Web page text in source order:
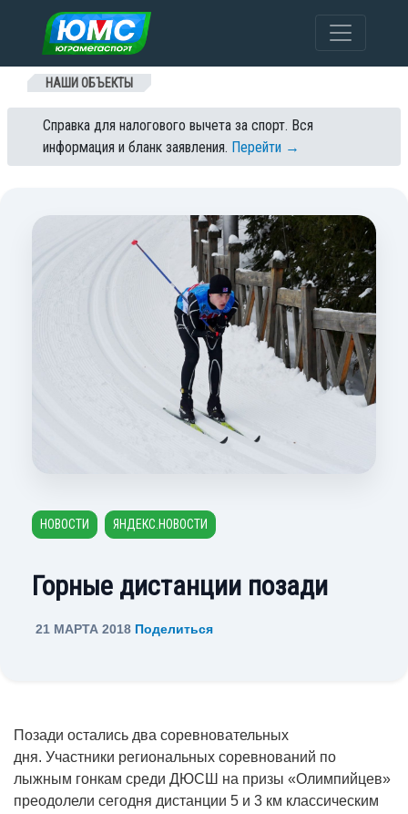
Перейти к содержанию
НАШИ ОБЪЕКТЫ
Справка для налогового вычета за спорт. Вся
информация и бланк заявления. Перейти →
НОВОСТИ ЯНДЕКС.НОВОСТИ
Горные дистанции позади
21 МАРТА 2018 Поделиться
Позади остались два соревновательных
дня. Участники региональных соревнований по
лыжным гонкам среди ДЮСШ на призы «Олимпийцев»
преодолели сегодня дистанции 5 и 3 км классическим